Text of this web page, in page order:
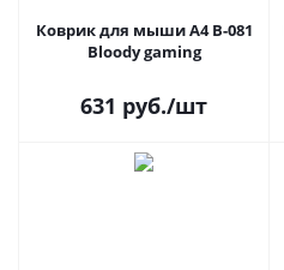
Коврик для мыши A4 B-081
Bloody gaming
631 руб./шт